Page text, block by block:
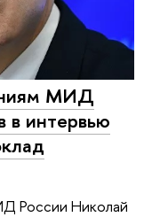
МИД
в интервью
России Николай